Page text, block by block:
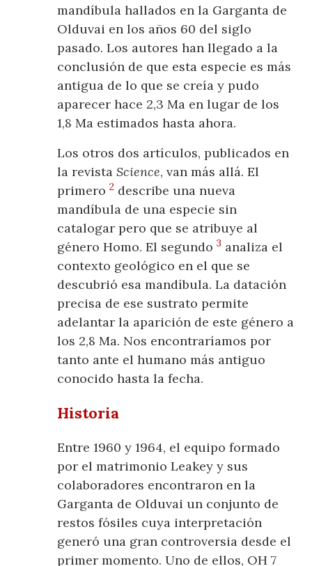
mandíbula hallados en la Garganta de
Olduvai en los años 60 del siglo
pasado. Los autores han llegado a la
conclusión de que esta especie es más
antigua de lo que se creía y pudo
aparecer hace 2,3 Ma en lugar de los
1,8 Ma estimados hasta ahora.
Los otros dos artículos, publicados en
la revistaScience, van más allá. El
primero2 describe una nueva
mandíbula de una especie sin
catalogar pero que se atribuye al
género Homo. El segundo3 analiza el
contexto geológico en el que se
descubrió esa mandíbula. La datación
precisa de ese sustrato permite
adelantar la aparición de este género a
los 2,8 Ma. Nos encontraríamos por
tanto ante el humano más antiguo
conocido hasta la fecha.
Historia
Entre 1960 y 1964, el equipo formado
por el matrimonio Leakey y sus
colaboradores encontraron en la
Garganta de Olduvai un conjunto de
restos fósiles cuya interpretación
generó una gran controversia desde el
primer momento. Uno de ellos, OH 7